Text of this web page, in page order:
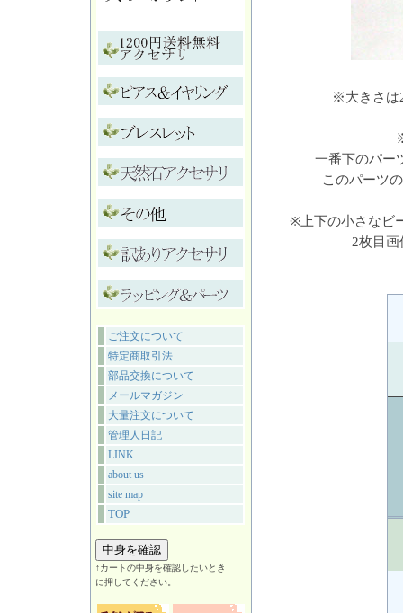
ご注文について
特定商取引法
部品交換について
メールマガジン
大量注文について
管理人日記
LINK
about us
site map
TOP
↑カートの中身を確認したいとき
に押してください。
※大きさは
一番下のパー
このパーツ
※上下の小さなビ
2枚目